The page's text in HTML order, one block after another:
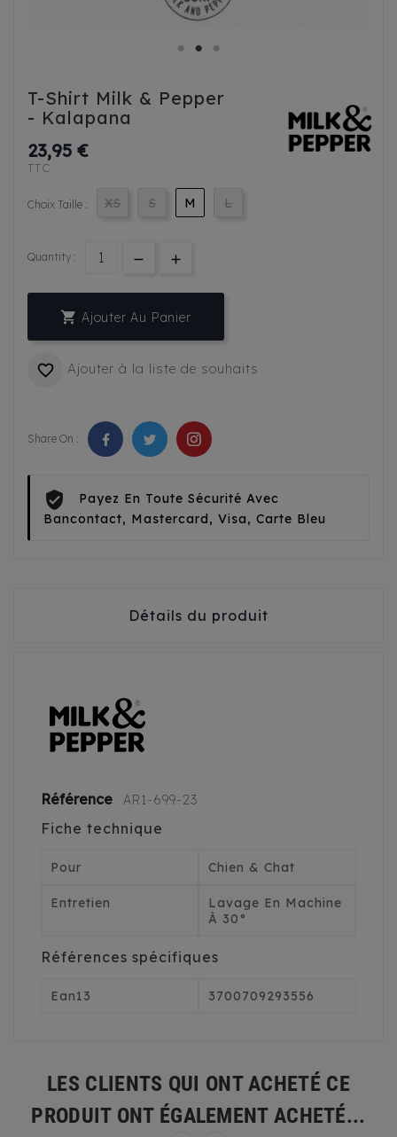
T-Shirt Milk & Pepper
- Kalapana
23,95 €
TTC
Choix Taille : XS S M L
Quantity :
 Ajouter Au Panier
 Ajouter à la liste de souhaits
Share On :
Payez En Toute Sécurité Avec
Bancontact, Mastercard, Visa, Carte Bleu
Détails du produit
Référence AR1-699-23
Fiche technique
Pour Chien & Chat
Entretien
Lavage En Machine
À 30°
Références spécifiques
Ean13 3700709293556
LES CLIENTS QUI ONT ACHETÉ CE
PRODUIT ONT ÉGALEMENT ACHETÉ...